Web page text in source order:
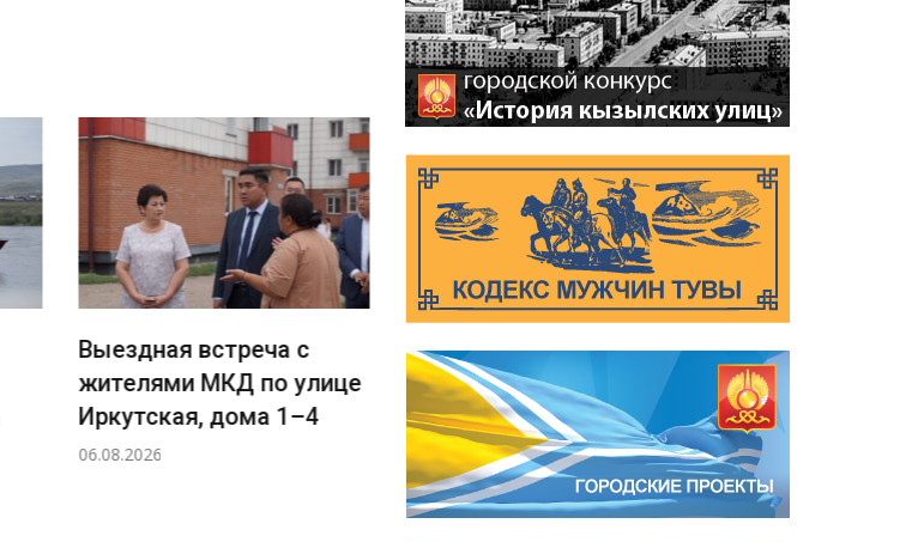
Выездная встреча с
жителями МКД по улице
Иркутская, дома 1–4
06.08.2026
Глава города Кызыла
Ирина Казанцева
поздравила с 92-летием
Почётного гражданина
города Кызыла Григория
Чоодуевича Ширшина